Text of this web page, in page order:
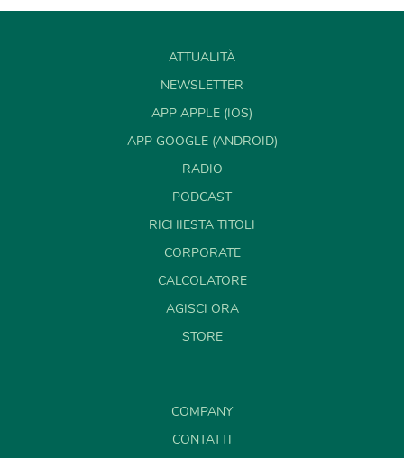
ATTUALITÀ
NEWSLETTER
APP APPLE (IOS)
APP GOOGLE (ANDROID)
RADIO
PODCAST
RICHIESTA TITOLI
CORPORATE
CALCOLATORE
AGISCI ORA
STORE
COMPANY
CONTATTI